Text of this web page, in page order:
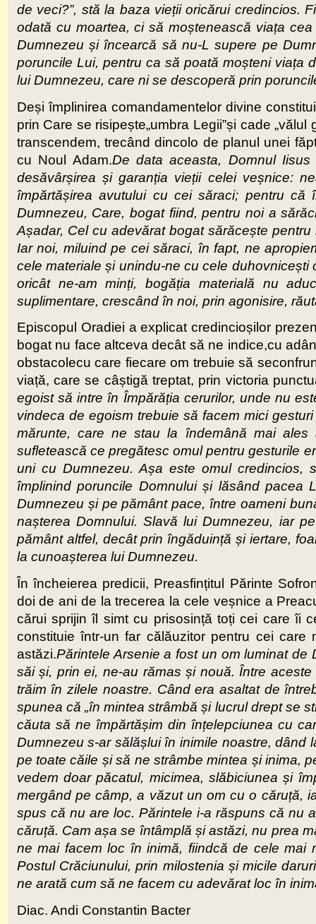
de veci?”, stă la baza vieții oricărui credincios.
odată cu moartea, ci să moștenească viața
Dumnezeu și încearcă să nu-L supere pe
poruncile Lui, pentru ca să poată moșteni viața
lui Dumnezeu, care ni se descoperă prin
Deși împlinirea comandamentelor divine
prin Care se risipește„umbra Legii”și cade
transcendem, trecând dincolo de planul unei
cu Noul Adam.De data aceasta, Domnul
desăvârșirea și garanția vieții celei veșnice:
împărtășirea avutului cu cei săraci; pentru
Dumnezeu, Care, bogat fiind, pentru noi a
Așadar, Cel cu adevărat bogat sărăcește
Iar noi, miluind pe cei săraci, în fapt, ne
cele materiale și unindu-ne cu cele
oricât ne-am minți, bogăția materială nu
suplimentare, crescând în noi, prin agonisire,
Episcopul Oradiei a explicat credincioșilor
bogat nu face altceva decât să ne indice,cu
obstacolecu care fiecare om trebuie să
viață, care se câștigă treptat, prin victoria
egoist să intre în Împărăția cerurilor, unde nu
vindeca de egoism trebuie să facem mici
mărunte, care ne stau la îndemână mai ales
sufletească ce pregătesc omul pentru gesturile
uni cu Dumnezeu. Așa este omul
împlinind poruncile Domnului și lăsând
Dumnezeu și pe pământ pace, între oameni
nașterea Domnului. Slavă lui Dumnezeu, iar
pământ altfel, decât prin îngăduință și iertare,
la cunoașterea lui Dumnezeu.
În încheierea predicii, Preasfințitul Părinte
doi de ani de la trecerea la cele veșnice a
cărui sprijin îl simt cu prisosință toți cei care îi
constituie într-un far călăuzitor pentru cei
astăzi.Părintele Arsenie a fost un om luminat
săi și, prin ei, ne-au rămas și nouă. Între
trăim în zilele noastre. Când era asaltat de
spunea că „în mintea strâmbă și lucrul drept se
căuta să ne împărtășim din înțelepciunea cu
Dumnezeu s-ar sălășlui în inimile noastre, dând
pe toate căile și să ne strâmbe mintea și inima,
vedem doar păcatul, micimea, slăbiciunea și
mergând pe câmp, a văzut un om cu o căruță,
spus că nu are loc. Părintele i-a răspuns că nu
căruță. Cam așa se întâmplă și astăzi, nu prea
ne mai facem loc în inimă, fiindcă de cele mai
Postul Crăciunului, prin milostenia și micile
ne arată cum să ne facem cu adevărat loc în
Diac. Andi Constantin Bacter